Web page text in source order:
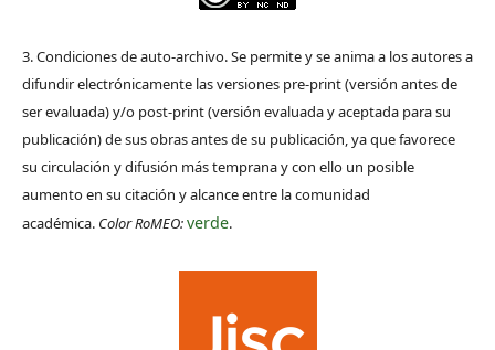
3. Condiciones de auto-archivo. Se permite y se anima a los autores a
difundir electrónicamente las versiones pre-print (versión antes de
ser evaluada) y/o post-print (versión evaluada y aceptada para su
publicación) de sus obras antes de su publicación, ya que favorece
su circulación y difusión más temprana y con ello un posible
aumento en su citación y alcance entre la comunidad
académica. Color RoMEO:verde.